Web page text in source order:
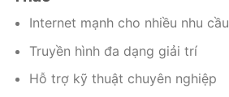
Internet mạnh cho nhiều nhu cầu
Truyền hình đa dạng giải trí
Hỗ trợ kỹ thuật chuyên nghiệp